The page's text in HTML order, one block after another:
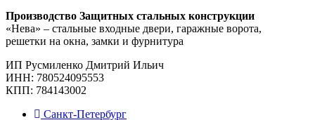
Производство Защитных стальных конструкции
«Нева» – стальные входные двери, гаражные ворота,
решетки на окна, замки и фурнитура
ИП Русмиленко Дмитрий Ильич
ИНН: 780524095553
КПП: 784143002
Санкт-Петербург